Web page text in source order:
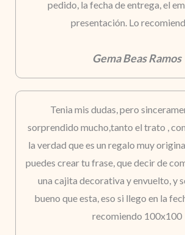
pedido, la fecha de entrega, el
presentación. Lo
Gema Beas Ramos
Tenia mis dudas, pero
sorprendido mucho,tanto el trato ,
la verdad que es un regalo muy
puedes crear tu frase, que decir de
una cajita decorativa y envuelto, y
bueno que esta, eso si llego en la
recomiendo 100x100